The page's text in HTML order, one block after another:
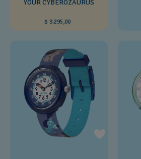
YOUR CYBEROZAURUS
$ 9.295,00